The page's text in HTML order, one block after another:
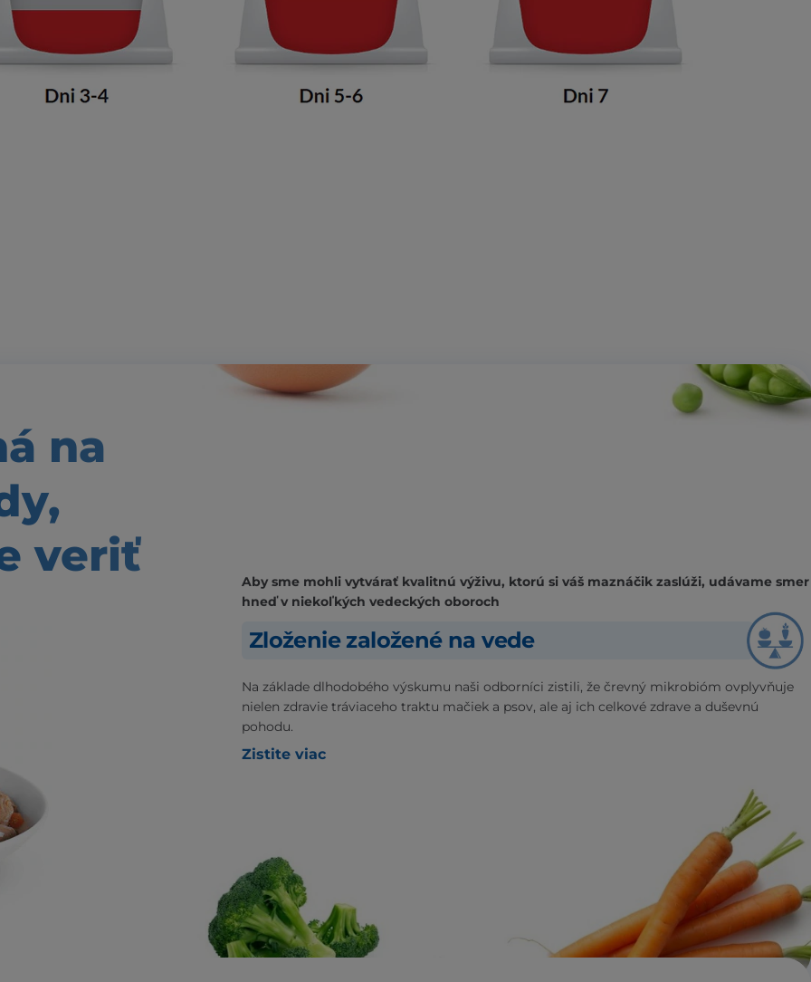
na
veriť
Aby sme mohli vytvárať kvalitnú výživu, ktorú si váš maznáčik zaslúži, udávame smer
hneď v niekoľkých vedeckých oboroch
Zloženie založené na vede
Na základe dlhodobého výskumu naši odborníci zistili, že črevný mikrobióm ovplyvňuje
nielen zdravie tráviaceho traktu mačiek a psov, ale aj ich celkové zdrave a duševnú
pohodu.
Zistite viac